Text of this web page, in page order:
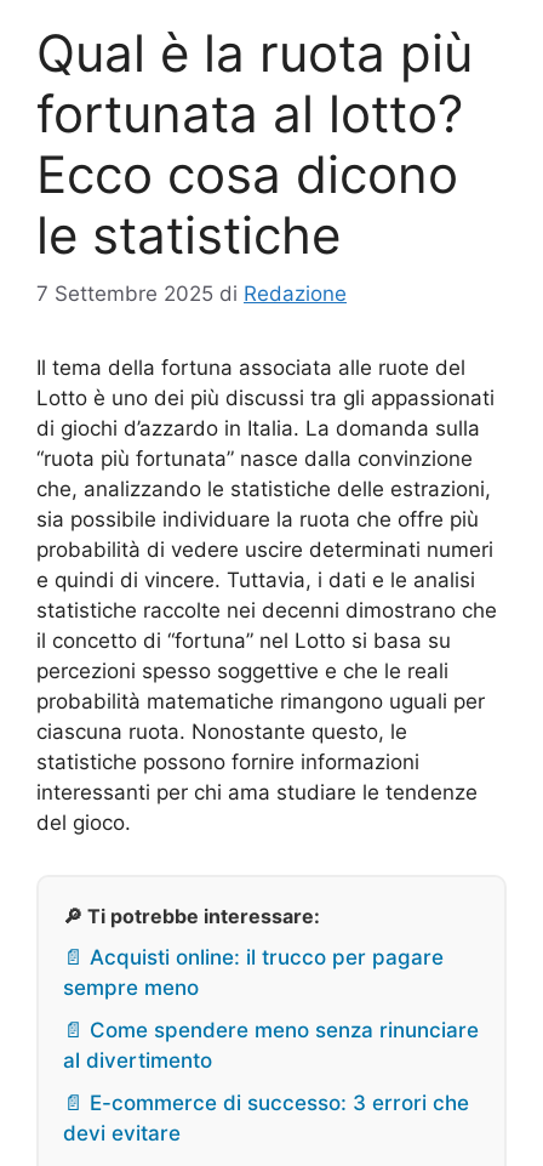
Qual è la ruota più
fortunata al lotto?
Ecco cosa dicono
le statistiche
7 Settembre 2025 di Redazione
Il tema della fortuna associata alle ruote del
Lotto è uno dei più discussi tra gli appassionati
di giochi d’azzardo in Italia. La domanda sulla
“ruota più fortunata” nasce dalla convinzione
che, analizzando le statistiche delle estrazioni,
sia possibile individuare la ruota che offre più
probabilità di vedere uscire determinati numeri
e quindi di vincere. Tuttavia, i dati e le analisi
statistiche raccolte nei decenni dimostrano che
il concetto di “fortuna” nel Lotto si basa su
percezioni spesso soggettive e che le reali
probabilità matematiche rimangono uguali per
ciascuna ruota. Nonostante questo, le
statistiche possono fornire informazioni
interessanti per chi ama studiare le tendenze
del gioco.
🔎 Ti potrebbe interessare:
📄 Acquisti online: il trucco per pagare
sempre meno
📄 Come spendere meno senza rinunciare
al divertimento
📄 E-commerce di successo: 3 errori che
devi evitare